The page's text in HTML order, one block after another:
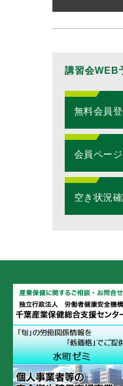
講習会WEB
無料会員
会員ペー
空き状況